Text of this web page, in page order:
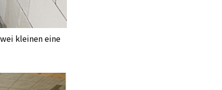
kleinen eine